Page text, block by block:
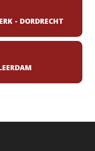
- DORDRECHT